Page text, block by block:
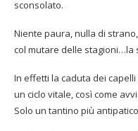
sconsolato.
Niente paura, nulla di
col mutare delle stagioni…la
In effetti la caduta dei capelli
un ciclo vitale, così come
Solo un tantino più